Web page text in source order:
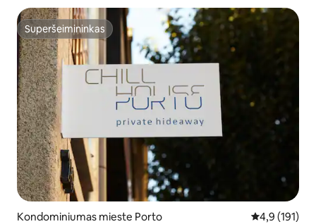
Superšeimininkas
Superšeimininkas
Kondominiumas mieste Porto Vidutinis
4,9 (191)